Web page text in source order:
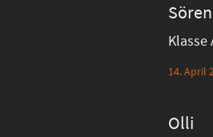
Sören
Klasse
14. April
Olli